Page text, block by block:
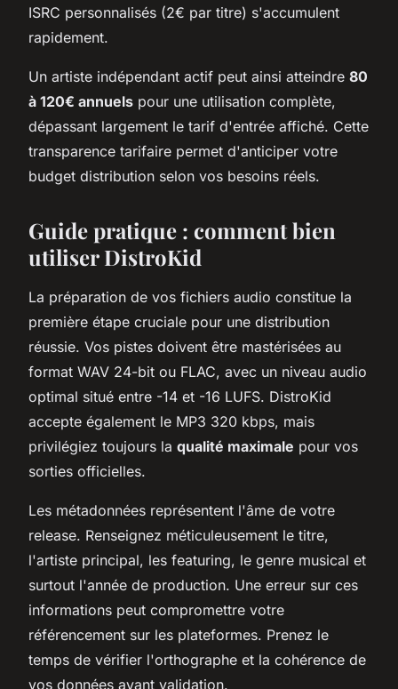
ISRC personnalisés (2€ par titre) s'accumulent
rapidement.
Un artiste indépendant actif peut ainsi atteindre 80
à 120€ annuels pour une utilisation complète,
dépassant largement le tarif d'entrée affiché. Cette
transparence tarifaire permet d'anticiper votre
budget distribution selon vos besoins réels.
Guide pratique : comment bien
utiliser DistroKid
La préparation de vos fichiers audio constitue la
première étape cruciale pour une distribution
réussie. Vos pistes doivent être mastérisées au
format WAV 24-bit ou FLAC, avec un niveau audio
optimal situé entre -14 et -16 LUFS. DistroKid
accepte également le MP3 320 kbps, mais
privilégiez toujours la qualité maximale pour vos
sorties officielles.
Les métadonnées représentent l'âme de votre
release. Renseignez méticuleusement le titre,
l'artiste principal, les featuring, le genre musical et
surtout l'année de production. Une erreur sur ces
informations peut compromettre votre
référencement sur les plateformes. Prenez le
temps de vérifier l'orthographe et la cohérence de
vos données avant validation.